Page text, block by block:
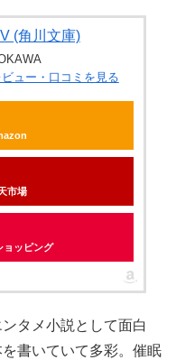
(角川文庫)
ュー・口コミを見る
市場
ョッピング
タメ小説として面白
書いていて多彩。催眠